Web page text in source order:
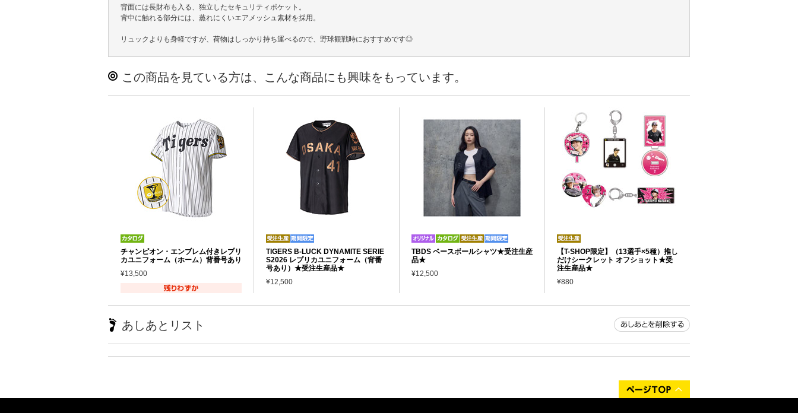
背面には長財布も入る、独立したセキュリティポケット。
背中に触れる部分には、蒸れにくいエアメッシュ素材を採用。
リュックよりも身軽ですが、荷物はしっかり持ち運べるので、野球観戦時におすすめです◎
この商品を見ている方は、こんな商品にも興味をもっています。
チャンピオン・エンブレム付きレプリ
カユニフォーム（ホーム）背番号あり
¥13,500
TIGERS B-LUCK DYNAMITE SERIE
S2026 レプリカユニフォーム（背番
号あり）★受注生産品★
¥12,500
TBDS ベースボールシャツ★受注生産
品★
¥12,500
【T-SHOP限定】（13選手×5種）推し
だけシークレット オフショット★受
注生産品★
¥880
あしあとリスト